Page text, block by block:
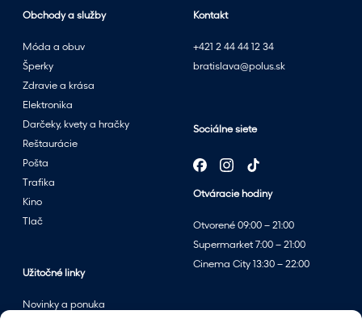
Kontakt
+421 2 44 44 12 34
bratislava@polus.sk
Sociálne siete
Otváracie hodiny
Otvorené 09:00 – 21:00
Supermarket 7:00 – 21:00
Cinema City 13:30 – 22:00
Obchody a služby
Móda a obuv
Šperky
Zdravie a krása
Elektronika
Darčeky, kvety a hračky
Reštaurácie
Pošta
Trafika
Kino
Tlač
Užitočné linky
Novinky a ponuka